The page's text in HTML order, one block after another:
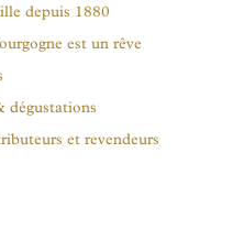
depuis 1880
est un rêve
dégustations
et revendeurs